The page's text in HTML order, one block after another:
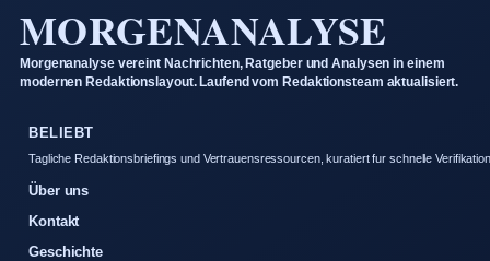
MORGENANALYSE
Morgenanalyse vereint Nachrichten, Ratgeber und Analysen in einem
modernen Redaktionslayout. Laufend vom Redaktionsteam aktualisiert.
BELIEBT
Tagliche Redaktionsbriefings und Vertrauensressourcen, kuratiert fur schnelle
Über uns
Kontakt
Geschichte